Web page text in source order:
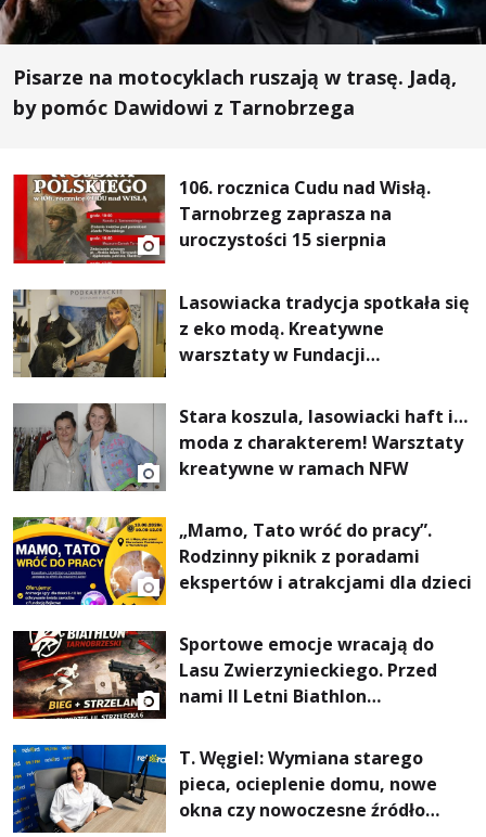
Pisarze na motocyklach ruszają w trasę. Jadą,
by pomóc Dawidowi z Tarnobrzega
106. rocznica Cudu nad Wisłą.
Tarnobrzeg zaprasza na
uroczystości 15 sierpnia
Lasowiacka tradycja spotkała się
z eko modą. Kreatywne
warsztaty w Fundacji
Stara koszula, lasowiacki haft i…
moda z charakterem! Warsztaty
kreatywne w ramach NFW
„Mamo, Tato wróć do pracy”.
Rodzinny piknik z poradami
ekspertów i atrakcjami dla dzieci
Sportowe emocje wracają do
Lasu Zwierzynieckiego. Przed
nami II Letni Biathlon
T. Węgiel: Wymiana starego
pieca, ocieplenie domu, nowe
okna czy nowoczesne źródło